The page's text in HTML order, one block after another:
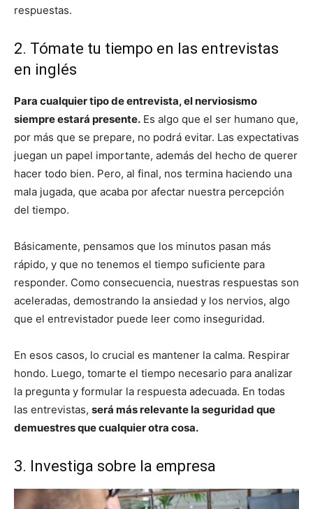
respuestas.
2. Tómate tu tiempo en las entrevistas
en inglés
Para cualquier tipo de entrevista, el nerviosismo
siempre estará presente. Es algo que el ser humano que,
por más que se prepare, no podrá evitar. Las expectativas
juegan un papel importante, además del hecho de querer
hacer todo bien. Pero, al final, nos termina haciendo una
mala jugada, que acaba por afectar nuestra percepción
del tiempo.
Básicamente, pensamos que los minutos pasan más
rápido, y que no tenemos el tiempo suficiente para
responder. Como consecuencia, nuestras respuestas son
aceleradas, demostrando la ansiedad y los nervios, algo
que el entrevistador puede leer como inseguridad.
En esos casos, lo crucial es mantener la calma. Respirar
hondo. Luego, tomarte el tiempo necesario para analizar
la pregunta y formular la respuesta adecuada. En todas
las entrevistas, será más relevante la seguridad que
demuestres que cualquier otra cosa.
3. Investiga sobre la empresa